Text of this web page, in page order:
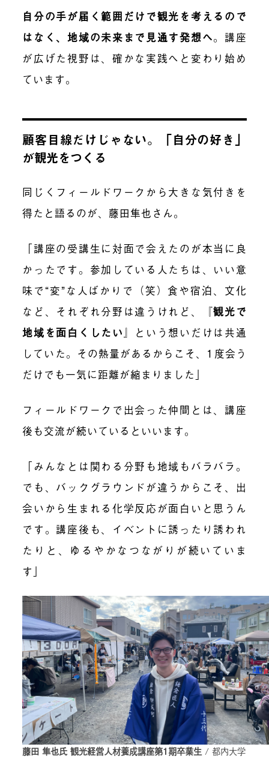
自分の手が届く範囲だけで観光を考えるので
はなく、地域の未来まで見通す発想へ。講座
が広げた視野は、確かな実践へと変わり始め
ています。
顧客目線だけじゃない。「自分の好き」
が観光をつくる
同じくフィールドワークから大きな気付きを
得たと語るのが、藤田隼也 さん。
「講座の受講生に対面で会えたのが本当に良
かったです。参加している人たちは、いい意
味で“変”な人ばかりで（笑）食や宿泊、文化
など、それぞれ分野は違うけれど、『観光で
地域を面白くしたい 』という想いだけは共通
していた。その熱量があるからこそ、1度会う
だけでも一気に距離が縮まりました」
フィールドワークで出会った仲間とは、講座
後も交流が続いているといいます。
「みんなとは関わる分野も地域もバラバラ。
でも、バックグラウンドが違うからこそ、出
会いから生まれる化学反応が面白いと思うん
です。講座後も、イベントに誘ったり誘われ
たりと、ゆるやかなつながりが続いていま
す」
藤田 隼也氏 観光経営人材養成講座第1期卒業生 / 都内大学